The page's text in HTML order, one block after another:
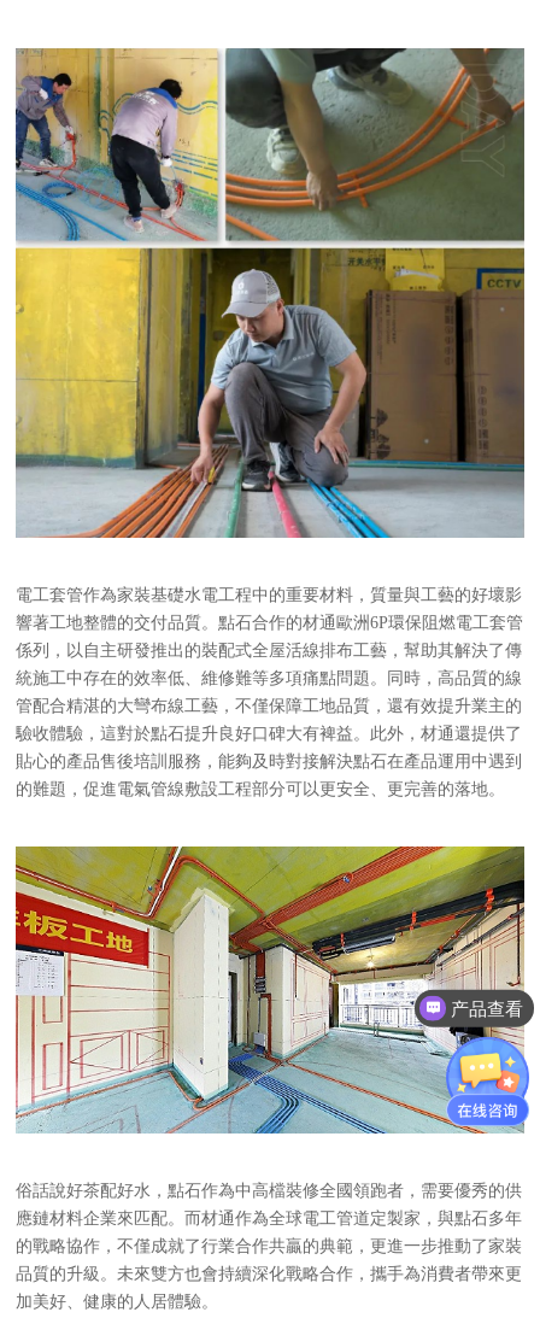
電工套管作為家裝基礎水電工程中的重要材料，質量與工藝的好壞影
響著工地整體的交付品質。點石合作的材通歐洲6P環保阻燃電工套管
係列，以自主研發推出的裝配式全屋活線排布工藝，幫助其解決了傳
統施工中存在的效率低、維修難等多項痛點問題。同時，高品質的線
管配合精湛的大彎布線工藝，不僅保障工地品質，還有效提升業主的
驗收體驗，這對於點石提升良好口碑大有裨益。此外，材通還提供了
貼心的產品售後培訓服務，能夠及時對接解決點石在產品運用中遇到
的難題，促進電氣管線敷設工程部分可以更安全、更完善的落地。
俗話說好茶配好水，點石作為中高檔裝修全國領跑者，需要優秀的供
應鏈材料企業來匹配。而材通作為全球電工管道定製家，與點石多年
的戰略協作，不僅成就了行業合作共贏的典範，更進一步推動了家裝
品質的升級。未來雙方也會持續深化戰略合作，攜手為消費者帶來更
加美好、健康的人居體驗。
产品查看
材通管家